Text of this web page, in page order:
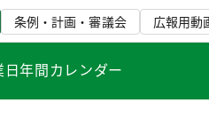
条例・計画・審議会 広報用動
年間カレンダー